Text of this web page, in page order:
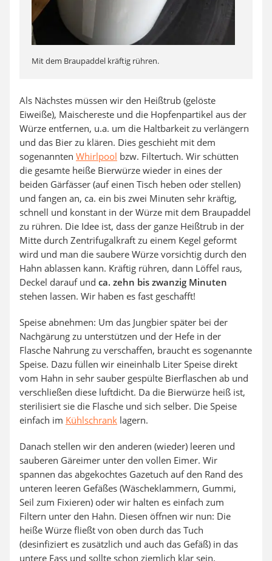
Mit dem Braupaddel kräftig rühren.
Als Nächstes müssen wir den Heißtrub (gelöste
Eiweiße), Maischereste und die Hopfenpartikel aus der
Würze entfernen, u.a. um die Haltbarkeit zu verlängern
und das Bier zu klären. Dies geschieht mit dem
sogenannten Whirlpool bzw. Filtertuch. Wir schütten
die gesamte heiße Bierwürze wieder in eines der
beiden Gärfässer (auf einen Tisch heben oder stellen)
und fangen an, ca. ein bis zwei Minuten sehr kräftig,
schnell und konstant in der Würze mit dem Braupaddel
zu rühren. Die Idee ist, dass der ganze Heißtrub in der
Mitte durch Zentrifugalkraft zu einem Kegel geformt
wird und man die saubere Würze vorsichtig durch den
Hahn ablassen kann. Kräftig rühren, dann Löffel raus,
Deckel darauf und ca. zehn bis zwanzig Minuten
stehen lassen. Wir haben es fast geschafft!
Speise abnehmen: Um das Jungbier später bei der
Nachgärung zu unterstützen und der Hefe in der
Flasche Nahrung zu verschaffen, braucht es sogenannte
Speise. Dazu füllen wir eineinhalb Liter Speise direkt
vom Hahn in sehr sauber gespülte Bierflaschen ab und
verschließen diese luftdicht. Da die Bierwürze heiß ist,
sterilisiert sie die Flasche und sich selber. Die Speise
einfach im Kühlschrank lagern.
Danach stellen wir den anderen (wieder) leeren und
sauberen Gäreimer unter den vollen Eimer. Wir
spannen das abgekochtes Gazetuch auf den Rand des
unteren leeren Gefäßes (Wäscheklammern, Gummi,
Seil zum Fixieren) oder wir halten es einfach zum
Filtern unter den Hahn. Diesen öffnen wir nun: Die
heiße Würze fließt von oben durch das Tuch
(desinfiziert es zusätzlich und auch das Gefäß) in das
untere Fass und sollte schon ziemlich klar sein.